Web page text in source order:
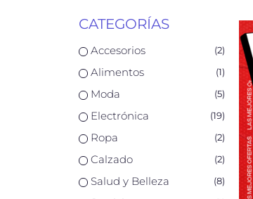
CATEGORÍAS
Accesorios (2)
Alimentos (1)
Moda (5)
Electrónica (19)
Ropa (2)
Calzado (2)
Salud y Belleza (8)